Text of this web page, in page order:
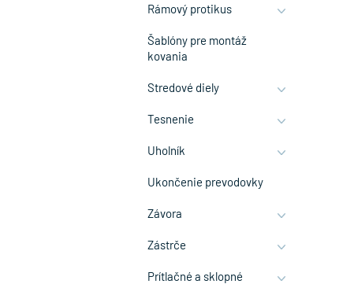
Rámový protikus
Šablóny pre montáž
kovania
Stredové diely
Tesnenie
Uholník
Ukončenie prevodovky
Závora
Zástrče
Prítlačné a sklopné